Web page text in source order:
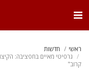
ראשי
חדשות
גרפיטי מאיים בחפציבה:
קרוב"